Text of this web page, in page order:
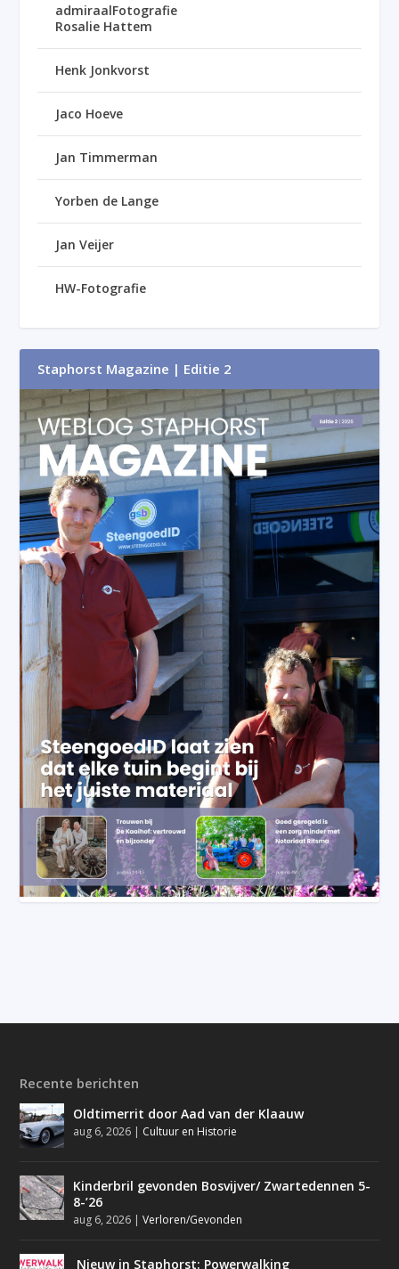
admiraalFotografie
Rosalie Hattem
Henk Jonkvorst
Jaco Hoeve
Jan Timmerman
Yorben de Lange
Jan Veijer
HW-Fotografie
Staphorst Magazine | Editie 2
Recente berichten
Oldtimerrit door Aad van der Klaauw
aug 6, 2026 | Cultuur en Historie
Kinderbril gevonden Bosvijver/ Zwartedennen 5-
8-’26
aug 6, 2026 |Verloren/Gevonden
Nieuw in Staphorst: Powerwalking